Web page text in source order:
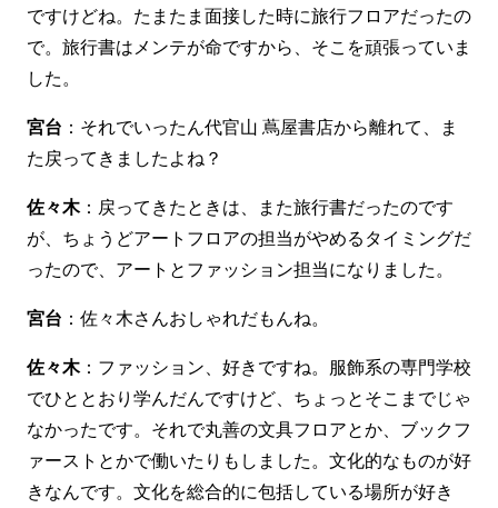
ですけどね。たまたま面接した時に旅行フロアだったの
で。旅行書はメンテが命ですから、そこを頑張っていま
した。
宮台 ：それでいったん代官山 蔦屋書店から離れて、ま
た戻ってきましたよね？
佐々木：戻ってきたときは、また旅行書だったのです
が、ちょうどアートフロアの担当がやめるタイミングだ
ったので、アートとファッション担当になりました。
宮台 ：佐々木さんおしゃれだもんね。
佐々木：ファッション、好きですね。服飾系の専門学校
でひととおり学んだんですけど、ちょっとそこまでじゃ
なかったです。それで丸善の文具フロアとか、ブックフ
ァーストとかで働いたりもしました。文化的なものが好
きなんです。文化を総合的に包括している場所が好き